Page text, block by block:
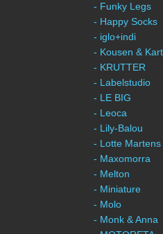
- Funky Legs
- Happy Socks
- iglo+indi
- Kousen &
- KRUTTER
- Labelstudio
- LE BIG
- Leoca
- Lily-Balou
- Lotte Martens
- Maxomorra
- Melton
- Miniature
- Molo
- Monk & Anna